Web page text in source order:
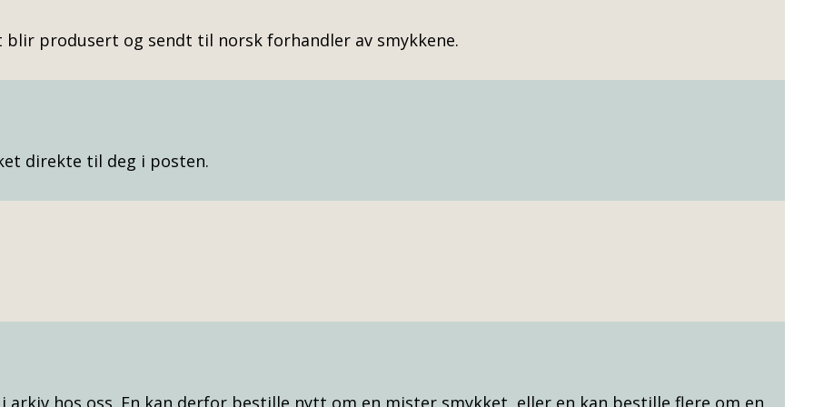
produsert og sendt til norsk forhandler av smykkene.
direkte til deg i posten.
hos oss. En kan derfor bestille nytt om en mister smykket, eller en kan bestille flere om en